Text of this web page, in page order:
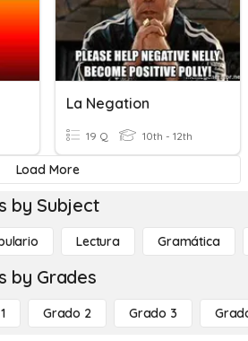
La Negation
19 Q 10th - 12th
Load More
by Subject
Lectura Gramática
by Grades
Grado 2 Grado 3